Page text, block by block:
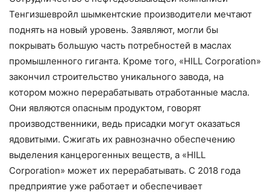
Тенгизшевройл шымкентские производители мечтают
поднять на новый уровень. Заявляют, могли бы
покрывать большую часть потребностей в маслах
промышленного гиганта. Кроме того, «HILL Corporation»
закончил строительство уникального завода, на
котором можно перерабатывать отработанные масла.
Они являются опасным продуктом, говорят
производственники, ведь присадки могут оказаться
ядовитыми. Сжигать их равнозначно обеспечению
выделения канцерогенных веществ, а «HILL
Corporation» может их перерабатывать. С 2018 года
предприятие уже работает и обеспечивает